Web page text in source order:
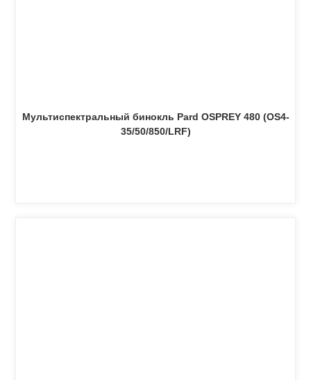
Мультиспектральный бинокль Pard OSPREY 480 (OS4-
35/50/850/LRF)